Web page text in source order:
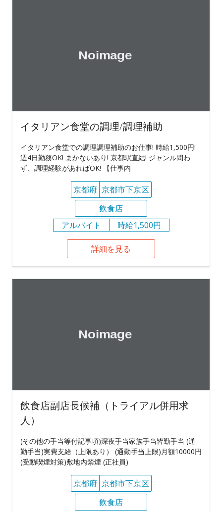
イタリアン食堂の調理/調理補助
イタリアン食堂での調理調理補助のお仕事! 時給1,500円!
週4日勤務OK! まかないあり! 京都駅直結! ジャンル問わ
ず、調理経験があればOK! 【仕事内
京都府 京都市下京区
飲食店
アルバイト
時給1,500円
詳細を見る
飲食店副店長候補（トライアル併用求
人）
(その他の手当等付記事項)深夜手当家族手当皆勤手当 (通
勤手当)実費支給（上限あり） (通勤手当上限)月額10000円
(受動喫煙対策)敷地内禁煙 (正社員)
京都府 京都市下京区
飲食店